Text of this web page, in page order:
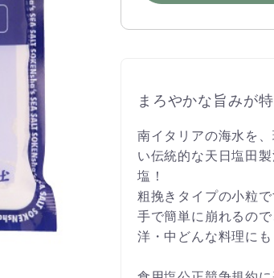
まろやかな旨みが
南イタリアの海水を
い伝統的な天日塩田
塩！
粗挽きタイプの小粒
手で簡単に崩れるの
洋・中どんな料理に